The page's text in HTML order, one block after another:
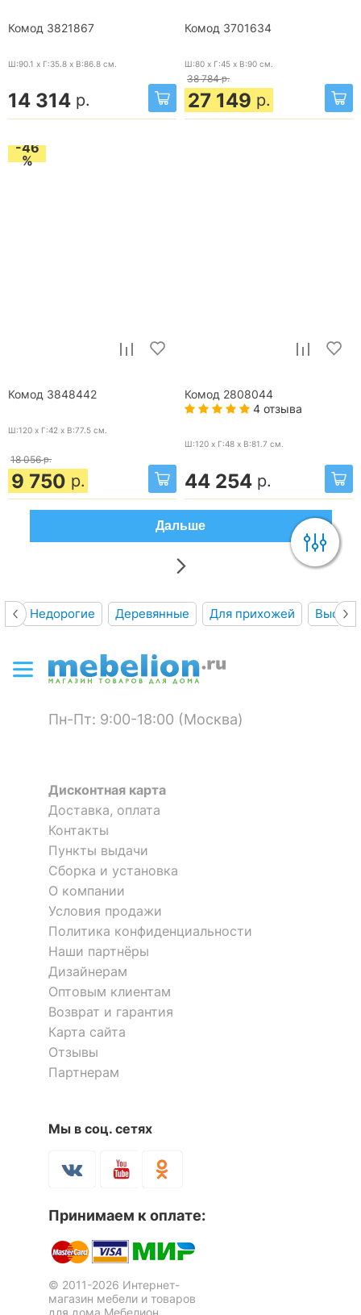
Комод 3821867
Ш:90.1 x Г:35.8 x В:86.8 см.
14 314 р.
Комод 3701634
Ш:80 x Г:45 x В:90 см.
38 784 р.
27 149 р.
-46
%
Комод 3848442
Ш:120 x Г:42 x В:77.5 см.
18 056 р.
9 750 р.
Комод 2808044
4 отзыва
Ш:120 x Г:48 x В:81.7 см.
44 254 р.
Дальше
Недорогие Деревянные Для прихожей
Пн-Пт: 9:00-18:00 (Москва)
Дисконтная карта
Доставка, оплата
Контакты
Пункты выдачи
Сборка и установка
О компании
Условия продажи
Политика конфиденциальности
Наши партнёры
Дизайнерам
Оптовым клиентам
Возврат и гарантия
Карта сайта
Отзывы
Партнерам
Мы в соц. сетях
Принимаем к оплате:
© 2011-2026 Интернет-
магазин мебели и товаров
для дома Мебелион